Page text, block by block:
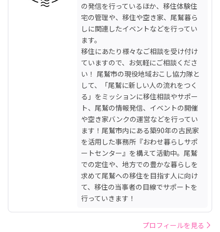
の発信を行っているほか、移住体験住
宅の管理や、移住や空き家、尾鷲暮ら
しに関連したイベントなどを行ってい
ます。
移住にあたり様々なご相談を受け付け
ていますので、お気軽にご相談くださ
い！ 尾鷲市の現役地域おこし協力隊と
して、「尾鷲に新しい人の流れをつく
る」をミッションに移住相談やサポー
ト、尾鷲の情報発信、イベントの開催
や空き家バンクの運営などを行ってい
ます！尾鷲市内にある築90年の古民家
を活用した事務所『おわせ暮らしサポ
ートセンター』を構えて活動中。尾鷲
での定住や、地方での豊かな暮らしを
求めて尾鷲への移住を目指す人に向け
て、移住の当事者の目線でサポートを
行っていきます！
プロフィールを見る